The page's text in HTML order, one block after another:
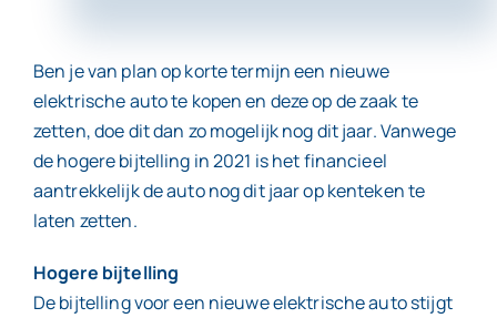
Ben je van plan op korte termijn een nieuwe
elektrische auto te kopen en deze op de zaak te
zetten, doe dit dan zo mogelijk nog dit jaar. Vanwege
de hogere bijtelling in 2021 is het financieel
aantrekkelijk de auto nog dit jaar op kenteken te
laten zetten.
Hogere bijtelling
De bijtelling voor een nieuwe elektrische auto stijgt